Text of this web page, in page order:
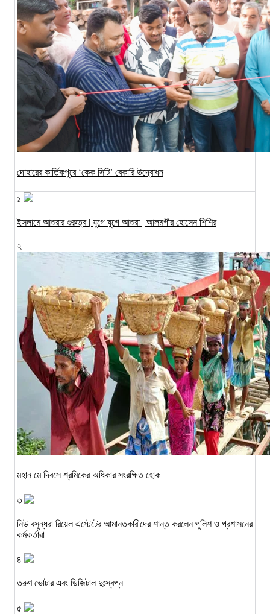
দোহারের কার্তিকপুরে ‘কেক সিটি’ বেকারি উদ্বোধন
১
ইসলামে আশুরার গুরুত্ব | যুগে যুগে আশুরা | আলমগীর হোসেন শিশির
২
মহান মে দিবসে শ্রমিকের অধিকার সংরক্ষিত হোক
৩
নিউ বসুন্ধরা রিয়েল এস্টেটের আমানতকারীদের শান্ত করলেন পুলিশ ও প্রশাসনের
কর্মকর্তারা
৪
তরুণ ভোটার এবং ডিজিটাল দুঃস্বপ্ন
৫